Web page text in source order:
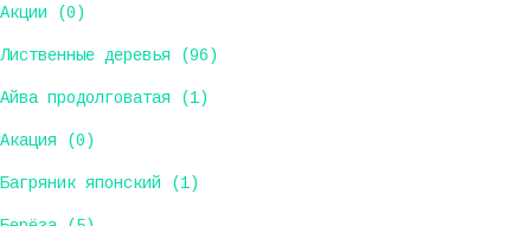
Акции (0)
Лиственные деревья (96)
Айва продолговатая (1)
Акация (0)
Багряник японский (1)